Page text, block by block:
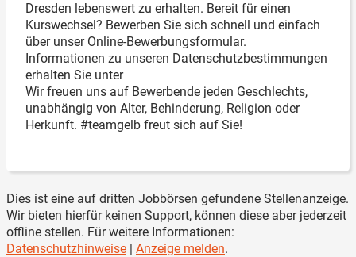
Dresden lebenswert zu erhalten. Bereit für einen
Kurswechsel? Bewerben Sie sich schnell und einfach
über unser Online-Bewerbungsformular.
Informationen zu unseren Datenschutzbestimmungen
erhalten Sie unter
Wir freuen uns auf Bewerbende jeden Geschlechts,
unabhängig von Alter, Behinderung, Religion oder
Herkunft. #teamgelb freut sich auf Sie!
Dies ist eine auf dritten Jobbörsen gefundene Stellenanzeige.
Wir bieten hierfür keinen Support, können diese aber jederzeit
offline stellen. Für weitere Informationen:
Datenschutzhinweise | Anzeige melden.